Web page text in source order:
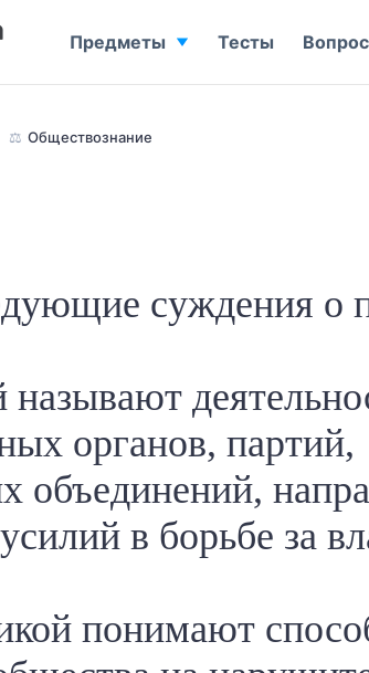
⚖️ Обществознание
суждения о
органов, партий,
объединений,
в борьбе за
понимают
Предметы Тесты